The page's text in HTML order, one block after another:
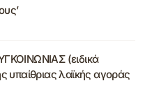
(ειδικά
υπαίθριας λαϊκής αγοράς